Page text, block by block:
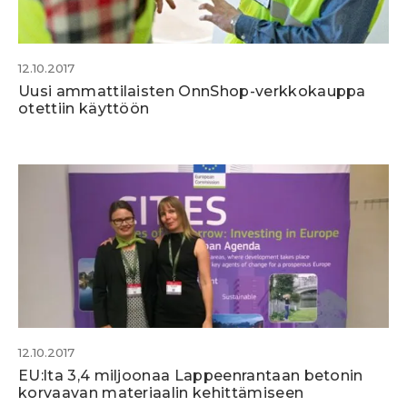
12.10.2017
Uusi ammattilaisten OnnShop-verkkokauppa
otettiin käyttöön
12.10.2017
EU:lta 3,4 miljoonaa Lappeenrantaan betonin
korvaavan materiaalin kehittämiseen